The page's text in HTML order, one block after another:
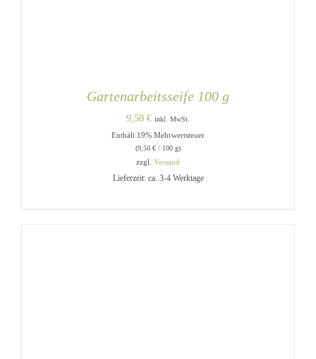
Gartenarbeitsseife 100 g
9,50 € inkl. MwSt.
Enthält 19% Mehrwertsteuer
(9,50 € / 100 g)
zzgl. Versand
Lieferzeit: ca. 3-4 Werktage